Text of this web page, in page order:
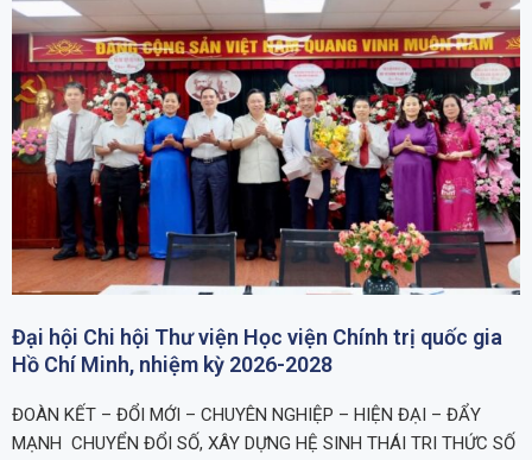
Đại hội Chi hội Thư viện Học viện Chính trị quốc gia
Hồ Chí Minh, nhiệm kỳ 2026-2028
ĐOÀN KẾT – ĐỔI MỚI – CHUYÊN NGHIỆP – HIỆN ĐẠI – ĐẨY
MẠNH CHUYỂN ĐỔI SỐ, XÂY DỰNG HỆ SINH THÁI TRI THỨC SỐ